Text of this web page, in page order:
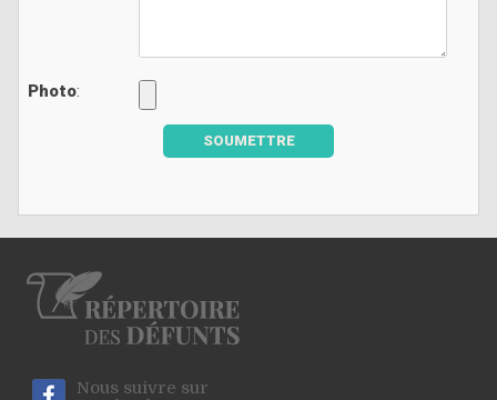
Photo:
SOUMETTRE
Nous suivre sur